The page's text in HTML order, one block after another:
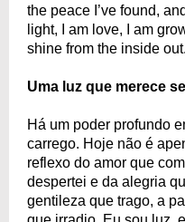
the peace I’ve found,
light, I am love, I am
shine from the inside out.
Uma luz que merece
Há um poder profundo
carrego. Hoje não é
reflexo do amor que
despertei e da alegria
gentileza que trago, a